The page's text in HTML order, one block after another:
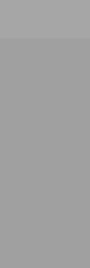
Taalselectie